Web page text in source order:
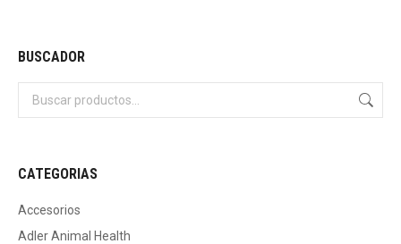
BUSCADOR
CATEGORIAS
Accesorios
Adler Animal Health